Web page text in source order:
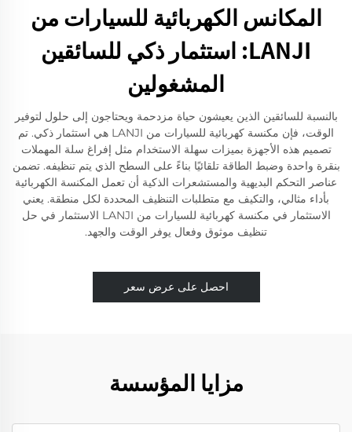
المكانس الكهربائية للسيارات من
LANJI: استثمار ذكي للسائقين
المشغولين
بالنسبة للسائقين الذين يعيشون حياة مزدحمة ويحتاجون إلى حلول لتوفير
الوقت، فإن مكنسة كهربائية للسيارات من LANJI هي استثمار ذكي. تم
تصميم هذه الأجهزة بميزات سهلة الاستخدام مثل إفراغ سلة المهملات
بنقرة واحدة وضبط الطاقة تلقائيًا بناءً على السطح الذي يتم تنظيفه. تضمن
عناصر التحكم البديهية والمستشعرات الذكية أن تعمل المكنسة الكهربائية
بأداء مثالي، والتكيف مع متطلبات التنظيف المحددة لكل منطقة. يعني
الاستثمار في مكنسة كهربائية للسيارات من LANJI الاستثمار في حل
تنظيف موثوق وفعال يوفر الوقت والجهد.
احصل على عرض سعر
مزايا المؤسسة